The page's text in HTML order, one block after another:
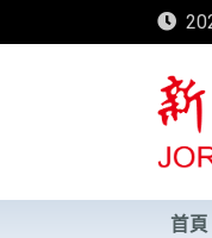
to
首頁